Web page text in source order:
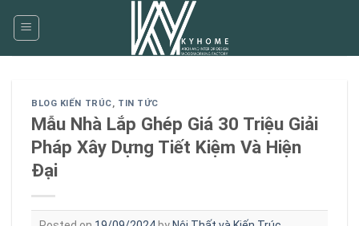
BLOG KIẾN TRÚC, TIN TỨC
Mẫu Nhà Lắp Ghép Giá 30 Triệu Giải
Pháp Xây Dựng Tiết Kiệm Và Hiện
Đại